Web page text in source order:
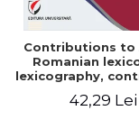
Contributions to
Romanian
lexicography,
Resulting from
42,29 Lei